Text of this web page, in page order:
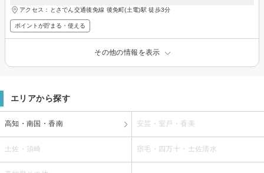
アクセス：とさでん交通後免線 後免町(土電)駅 徒歩3分
ポイントが貯まる・使える
その他の情報を表示
エリアから探す
高知・南国・香南 安芸・室戸・香美
土佐・須崎 宿毛・四万十・土佐清水